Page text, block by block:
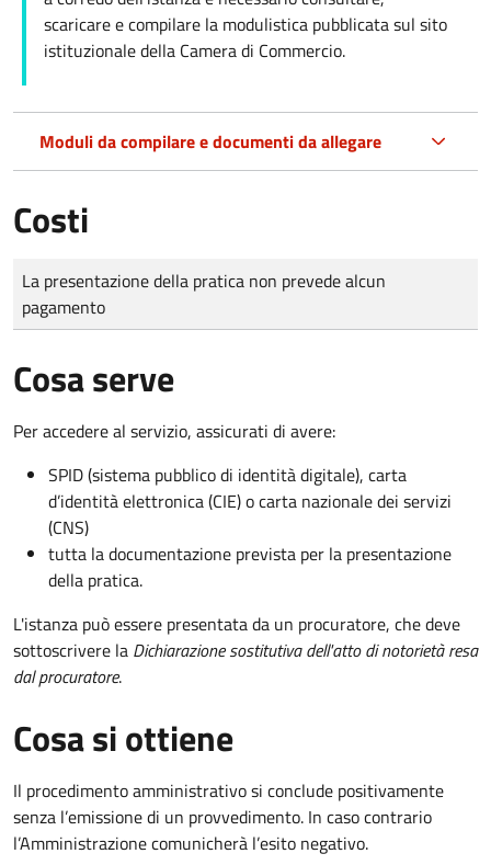
scaricare e compilare la modulistica pubblicata sul sito
istituzionale della Camera di Commercio.
Moduli da compilare e documenti da allegare
Costi
Tipo di pagamento
Importo
La presentazione della pratica non prevede alcun
pagamento
Cosa serve
Per accedere al servizio, assicurati di avere:
SPID (sistema pubblico di identità digitale), carta
d’identità elettronica (CIE) o carta nazionale dei servizi
(CNS)
tutta la documentazione prevista per la presentazione
della pratica.
L'istanza può essere presentata da un procuratore, che deve
sottoscrivere la Dichiarazione sostitutiva dell'atto di notorietà resa
dal procuratore.
Cosa si ottiene
Il procedimento amministrativo si conclude positivamente
senza l’emissione di un provvedimento. In caso contrario
l’Amministrazione comunicherà l’esito negativo.